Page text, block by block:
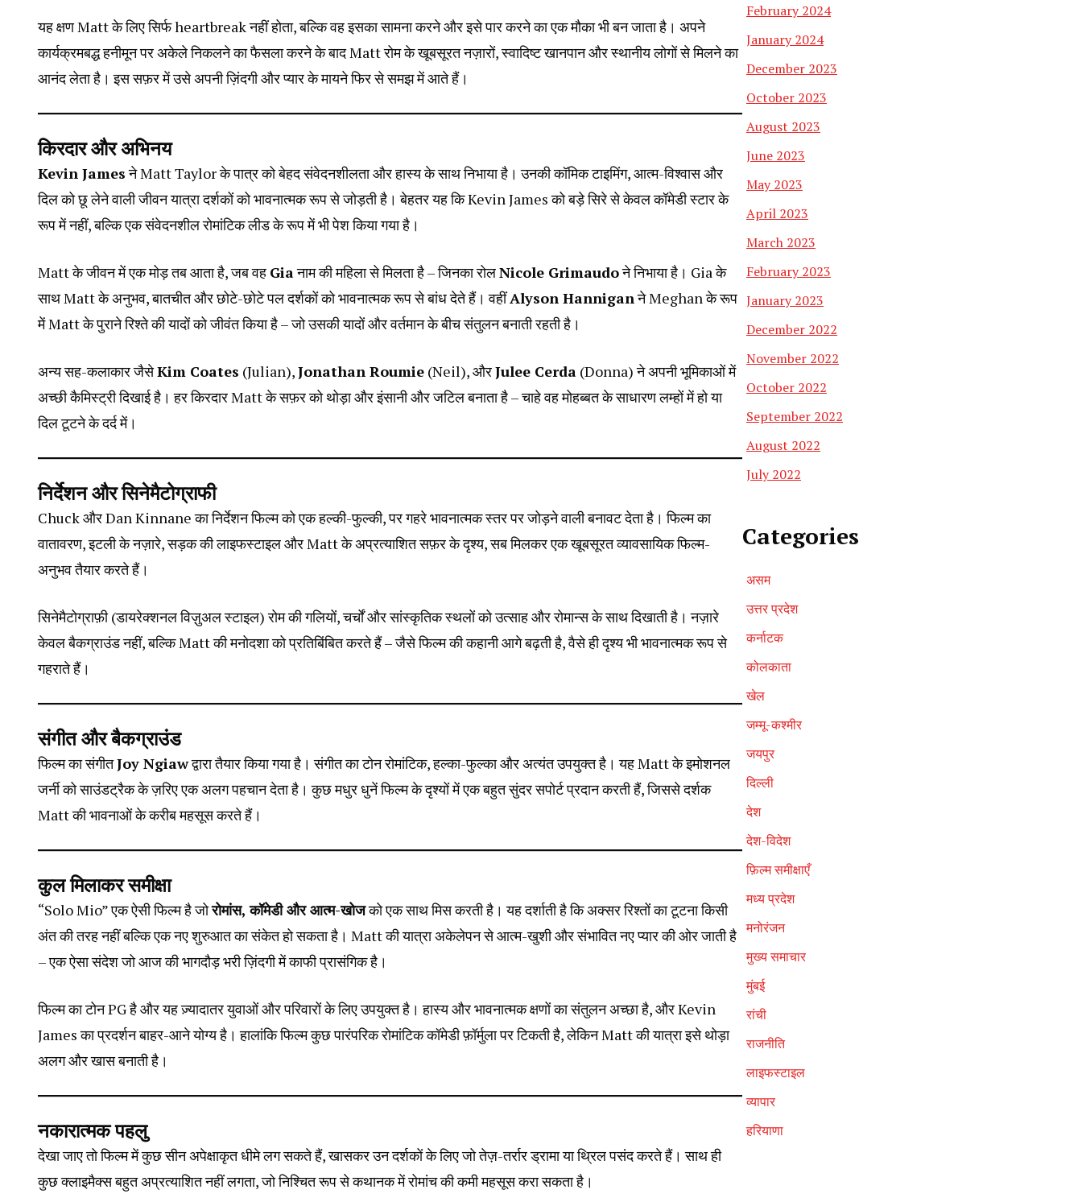
यह क्षण Matt के लिए सिर्फ heartbreak नहीं होता, बल्कि वह इसका सामना करने और इसे पार करने का एक मौका भी बन जाता है। अपने
कार्यक्रमबद्ध हनीमून पर अकेले निकलने का फैसला करने के बाद Matt रोम के खूबसूरत नज़ारों, स्वादिष्ट खानपान और स्थानीय लोगों से मिलने का
आनंद लेता है। इस सफ़र में उसे अपनी ज़िंदगी और प्यार के मायने फिर से समझ में आते हैं।
किरदार और अभिनय
Kevin Jamesने Matt Taylor के पात्र को बेहद संवेदनशीलता और हास्य के साथ निभाया है। उनकी कॉमिक टाइमिंग, आत्म-विश्वास और
दिल को छू लेने वाली जीवन यात्रा दर्शकों को भावनात्मक रूप से जोड़ती है। बेहतर यह कि Kevin James को बड़े सिरे से केवल कॉमेडी स्टार के
रूप में नहीं, बल्कि एक संवेदनशील रोमांटिक लीड के रूप में भी पेश किया गया है।
Matt के जीवन में एक मोड़ तब आता है, जब वह Giaनाम की महिला से मिलता है – जिनका रोलNicole Grimaudoने निभाया है। Gia के
साथ Matt के अनुभव, बातचीत और छोटे-छोटे पल दर्शकों को भावनात्मक रूप से बांध देते हैं। वहींAlyson Hanniganने Meghan के रूप
में Matt के पुराने रिश्ते की यादों को जीवंत किया है – जो उसकी यादों और वर्तमान के बीच संतुलन बनाती रहती है।
अन्य सह-कलाकार जैसेKim Coates (Julian),Jonathan Roumie (Neil), औरJulee Cerda (Donna) ने अपनी भूमिकाओं में
अच्छी कैमिस्ट्री दिखाई है। हर किरदार Matt के सफ़र को थोड़ा और इंसानी और जटिल बनाता है – चाहे वह मोहब्बत के साधारण लम्हों में हो या
दिल टूटने के दर्द में।
निर्देशन और सिनेमैटोग्राफी
Chuck और Dan Kinnane का निर्देशन फिल्म को एक हल्की-फुल्की, पर गहरे भावनात्मक स्तर पर जोड़ने वाली बनावट देता है। फिल्म का
वातावरण, इटली के नज़ारे, सड़क की लाइफस्टाइल और Matt के अप्रत्याशित सफ़र के दृश्य, सब मिलकर एक खूबसूरत व्यावसायिक फिल्म-
अनुभव तैयार करते हैं।
सिनेमैटोग्राफ़ी (डायरेक्शनल विज़ुअल स्टाइल) रोम की गलियों, चर्चों और सांस्कृतिक स्थलों को उत्साह और रोमान्स के साथ दिखाती है। नज़ारे
केवल बैकग्राउंड नहीं, बल्कि Matt की मनोदशा को प्रतिबिंबित करते हैं – जैसे फिल्म की कहानी आगे बढ़ती है, वैसे ही दृश्य भी भावनात्मक रूप से
गहराते हैं।
संगीत और बैकग्राउंड
फिल्म का संगीतJoy Ngiawद्वारा तैयार किया गया है। संगीत का टोन रोमांटिक, हल्का-फुल्का और अत्यंत उपयुक्त है। यह Matt के इमोशनल
जर्नी को साउंडट्रैक के ज़रिए एक अलग पहचान देता है। कुछ मधुर धुनें फिल्म के दृश्यों में एक बहुत सुंदर सपोर्ट प्रदान करती हैं, जिससे दर्शक
Matt की भावनाओं के करीब महसूस करते हैं।
कुल मिलाकर समीक्षा
“Solo Mio” एक ऐसी फिल्म है जोरोमांस, कॉमेडी और आत्म-खोजको एक साथ मिस करती है। यह दर्शाती है कि अक्सर रिश्तों का टूटना किसी
अंत की तरह नहीं बल्कि एक नए शुरुआत का संकेत हो सकता है। Matt की यात्रा अकेलेपन से आत्म-खुशी और संभावित नए प्यार की ओर जाती है
– एक ऐसा संदेश जो आज की भागदौड़ भरी ज़िंदगी में काफी प्रासंगिक है।
फिल्म का टोन PG है और यह ज़्यादातर युवाओं और परिवारों के लिए उपयुक्त है। हास्य और भावनात्मक क्षणों का संतुलन अच्छा है, और Kevin
James का प्रदर्शन बाहर-आने योग्य है। हालांकि फिल्म कुछ पारंपरिक रोमांटिक कॉमेडी फ़ॉर्मुला पर टिकती है, लेकिन Matt की यात्रा इसे थोड़ा
अलग और खास बनाती है।
नकारात्मक पहलु
देखा जाए तो फिल्म में कुछ सीन अपेक्षाकृत धीमे लग सकते हैं, खासकर उन दर्शकों के लिए जो तेज़-तर्रार ड्रामा या थ्रिल पसंद करते हैं। साथ ही
कुछ क्लाइमैक्स बहुत अप्रत्याशित नहीं लगता, जो निश्चित रूप से कथानक में रोमांच की कमी महसूस करा सकता है।
February 2024
January 2024
December 2023
October 2023
August 2023
June 2023
May 2023
April 2023
March 2023
February 2023
January 2023
December 2022
November 2022
October 2022
September 2022
August 2022
July 2022
Categories
असम
उत्तर प्रदेश
कर्नाटक
कोलकाता
खेल
जम्मू-कश्मीर
जयपुर
दिल्ली
देश
देश-विदेश
फ़िल्म समीक्षाएँ
मध्य प्रदेश
मनोरंजन
मुख्य समाचार
मुंबई
रांची
राजनीति
लाइफस्टाइल
व्यापार
हरियाणा